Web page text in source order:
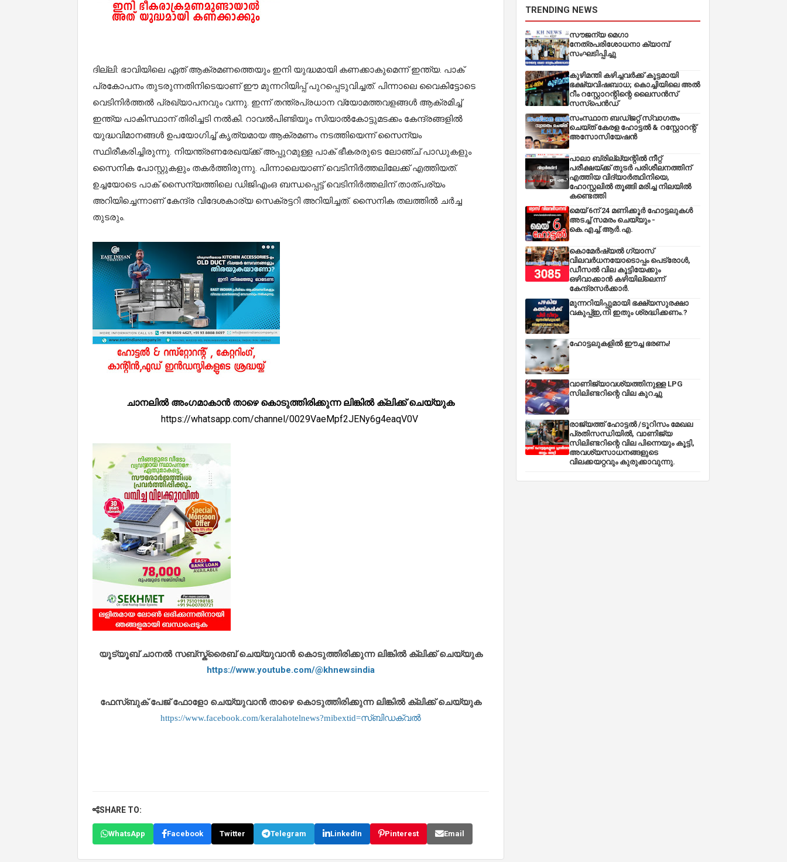
ദില്ലി: ഭാവിയിലെ ഏത് ആക്രമണത്തെയും ഇനി യുദ്ധമായി കണക്കാകുമെന്ന് ഇന്ത്യ. പാക്
പ്രകോപനം തുടരുന്നതിനിടെയാണ് ഈ മുന്നറിയിപ്പ് പുറപ്പെടുവിച്ചത്. പിന്നാലെ വൈകിട്ടോടെ
വെടിനിർത്തൽ പ്രഖ്യാപനവും വന്നു. ഇന്ന് തന്ത്രപ്രധാന വ്യോമത്തവളങ്ങൾ ആക്രമിച്ച്
ഇന്ത്യ പാകിസ്ഥാന് തിരിച്ചടി നൽകി. റാവൽപിണ്ടിയും സിയാൽകോട്ടുമടക്കം കേന്ദ്രങ്ങളിൽ
യുദ്ധവിമാനങ്ങൾ ഉപയോഗിച്ച് കൃത്യമായ ആക്രമണം നടത്തിയെന്ന് സൈന്യം
സ്ഥിരീകരിച്ചിരുന്നു. നിയന്ത്രണരേഖയ്ക്ക് അപ്പുറമുള്ള പാക് ഭീകരരുടെ ലോഞ്ച് പാഡുകളും
സൈനിക പോസ്റ്റുകളും തകർത്തിരുന്നു. പിന്നാലെയാണ് വെടിനിർത്തലിലേക്ക് എത്തിയത്.
ഉച്ചയോടെ പാക് സൈന്യത്തിലെ ഡിജിഎംഒ ബന്ധപ്പെട്ട് വെടിനിർത്തലിന് താത്പര്യം
അറിയിച്ചെന്നാണ് കേന്ദ്ര വിദേശകാര്യ സെക്രട്ടറി അറിയിച്ചത്. സൈനിക തലത്തിൽ ചർച്ച
തുടരും.
ചാനലിൽ അംഗമാകാൻ താഴെ കൊടുത്തിരിക്കുന്ന ലിങ്കിൽ ക്ലിക്ക് ചെയ്യുക
https://whatsapp.com/channel/0029VaeMpf2JENy6g4eaqV0V
യൂട്യൂബ് ചാനൽ സബ്സ്ക്രൈബ് ചെയ്യുവാൻ കൊടുത്തിരിക്കുന്ന ലിങ്കിൽ ക്ലിക്ക് ചെയ്യുക
https://www.youtube.com/@khnewsindia
ഫേസ്ബുക് പേജ് ഫോളോ ചെയ്യുവാൻ താഴെ കൊടുത്തിരിക്കുന്ന ലിങ്കിൽ ക്ലിക്ക് ചെയ്യുക
https://www.facebook.com/keralahotelnews?mibextid=സ്‌ബിഡക്വൽ
SHARE TO:
WhatsApp Facebook Twitter Telegram LinkedIn Pinterest Email
TRENDING NEWS
സൗജന്യ മെഗാ
നേത്രപരിശോധനാ ക്യാമ്പ്
സംഘടിപ്പിച്ചു
കുഴിമന്തി കഴിച്ചവർക്ക് കൂട്ടമായി
ഭക്ഷ്യവിഷബാധ; കൊച്ചിയിലെ അൽ
റീം റസ്റ്റോറന്റിന്റെ ലൈസൻസ്
സസ്പെൻഡ്
സംസ്ഥാന ബഡ്‌ജറ്റ് സ്വാഗതം
ചെയ്ത് കേരള ഹോട്ടൽ & റസ്റ്റോറന്റ്
അസോസിയേഷൻ
പാലാ ബ്രില്ല്യന്റിൽ നീറ്റ്
പരീക്ഷയ്ക്ക് തുടർ പരിശീലനത്തിന്
എത്തിയ വിദ്യാർത്ഥിനിയെ,
ഹോസ്റ്റലിൽ തൂങ്ങി മരിച്ച നിലയിൽ
കണ്ടെത്തി
മെയ് 6ന് 24 മണിക്കൂർ ഹോട്ടലുകൾ
അടച്ച് സമരം ചെയ്യും -
കെ.എച്ച്.ആർ.എ.
കൊമേർഷ്യൽ ഗ്യാസ്
വിലവർധനയോടൊപ്പം പെട്രോൾ,
ഡീസല്‍ വില കൂട്ടിയേക്കും
ഒഴിവാക്കാന്‍ കഴിയില്ലെന്ന്
കേന്ദ്രസര്‍ക്കാര്‍.
മുന്നറിയിപ്പുമായി ഭക്ഷ്യസുരക്ഷാ
വകുപ്പ്ഇ,നി ഇതും ശ്രദ്ധിക്കണം.?
ഹോട്ടലുകളിൽ ഈച്ച ഭരണം!
വാണിജ്യാവശ്യത്തിനുള്ള LPG
സിലിണ്ടറിന്റെ വില കുറച്ചു
രാജ്യത്ത് ഹോട്ടൽ /ടൂറിസം മേഖല
പ്രതിസന്ധിയിൽ, വാണിജ്യ
സിലിണ്ടറിന്റെ വില പിന്നെയും കൂട്ടി,
അവശ്യസാധനങ്ങളുടെ
വിലക്കയറ്റവും കുരുക്കാവുന്നു.